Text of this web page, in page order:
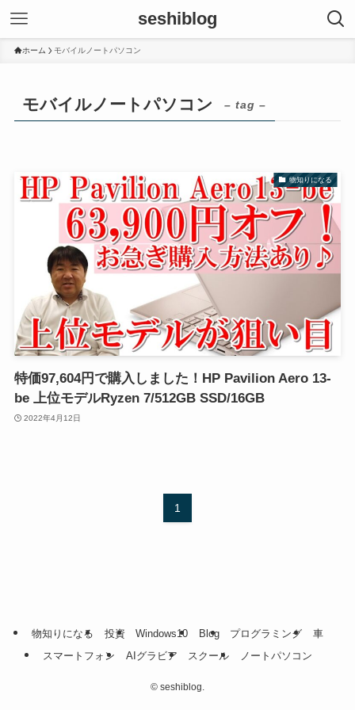
seshiblog
ホーム モバイルノートパソコン
モバイルノートパソコン – tag –
物知りになる
特価97,604円で購入しました！HP Pavilion Aero 13-
be 上位モデルRyzen 7/512GB SSD/16GB
2022年4月12日
1
物知りになる 投資 Windows10 Blog プログラミング
車
スマートフォン
AIグラビア スクール ノートパソコン
© seshiblog.